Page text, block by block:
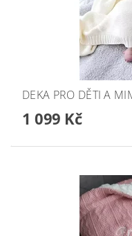
DEKA PRO DĚTI A
1 099 Kč